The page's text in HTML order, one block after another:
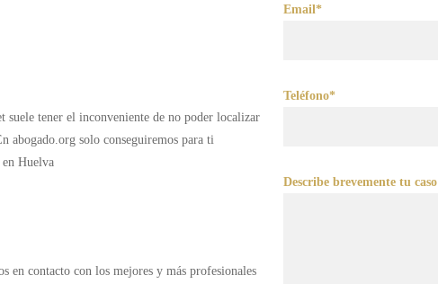
suele tener el inconveniente de no poder localizar
abogado.org solo conseguiremos para ti
en Huelva
en contacto con los mejores y más profesionales
Email*
Teléfono*
Describe brevemente tu caso